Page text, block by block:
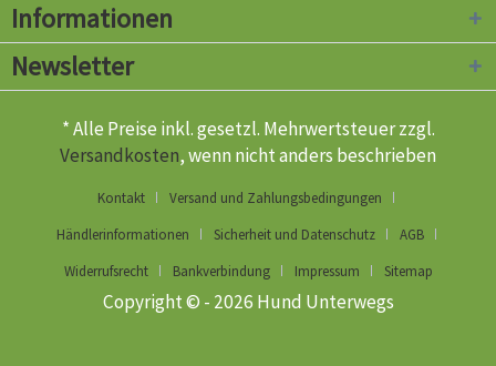
Informationen
Newsletter
* Alle Preise inkl. gesetzl. Mehrwertsteuer zzgl.
Versandkosten, wenn nicht anders beschrieben
Kontakt
Versand und Zahlungsbedingungen
Händlerinformationen
Sicherheit und Datenschutz
AGB
Widerrufsrecht
Bankverbindung Impressum Sitemap
Copyright © - 2026 Hund Unterwegs